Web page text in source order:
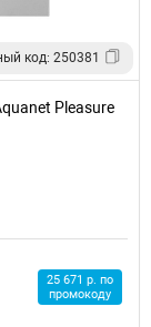
код: 250381
Pleasure
25 671 р. по
промокоду